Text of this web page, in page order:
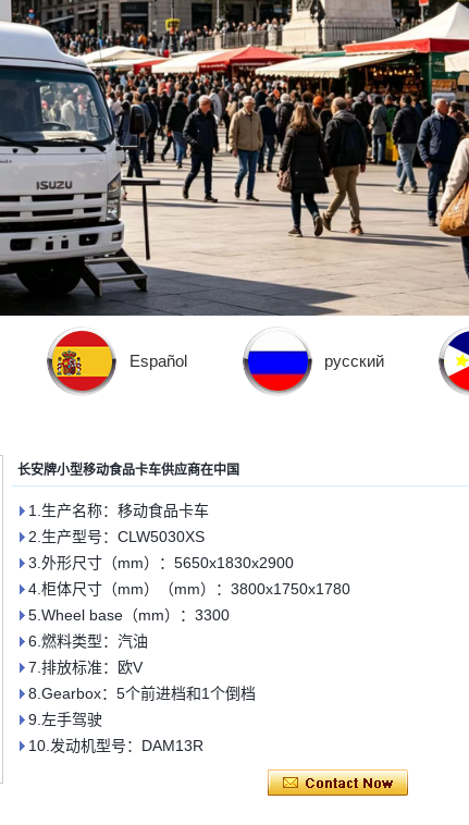
Español русский
长安牌小型移动食品卡车供应商在中国
1.生产名称：移动食品卡车
2.生产型号：CLW5030XS
3.外形尺寸（mm）：5650x1830x2900
4.柜体尺寸（mm）（mm）：3800x1750x1780
5.Wheel base（mm）：3300
6.燃料类型：汽油
7.排放标准：欧V
8.Gearbox：5个前进档和1个倒档
9.左手驾驶
10.发动机型号：DAM13R